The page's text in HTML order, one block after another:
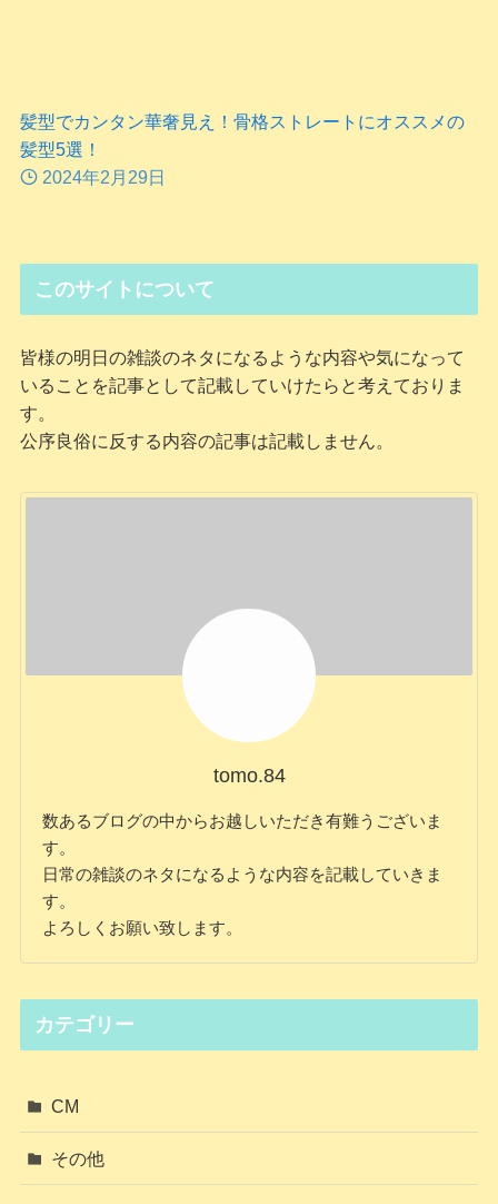
髪型でカンタン華奢見え！骨格ストレートにオススメの
髪型5選！
2024年2月29日
このサイトについて
皆様の明日の雑談のネタになるような内容や気になって
いることを記事として記載していけたらと考えておりま
す。
公序良俗に反する内容の記事は記載しません。
tomo.84
数あるブログの中からお越しいただき有難うございま
す。
日常の雑談のネタになるような内容を記載していきま
す。
よろしくお願い致します。
カテゴリー
CM
その他